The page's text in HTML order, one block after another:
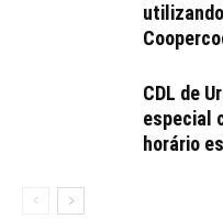
CDL de
especial
horário